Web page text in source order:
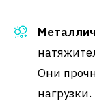
Они
нагрузки.